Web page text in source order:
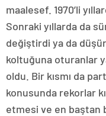
maalesef. 1970’li
Sonraki yıllarda da
değiştirdi ya da
koltuğuna oturanlar
oldu. Bir kısmı da
konusunda rekorlar
etmesi ve en baştan